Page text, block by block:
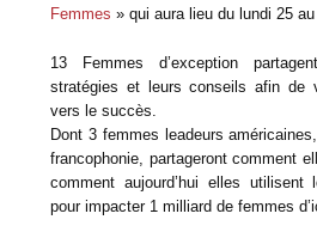
Femmes » qui aura lieu du lundi 25
13 Femmes d’exception
stratégies et leurs conseils afin de
vers le succès.
Dont 3 femmes leadeurs
francophonie, partageront comment
comment aujourd’hui elles
pour impacter 1 milliard de femmes